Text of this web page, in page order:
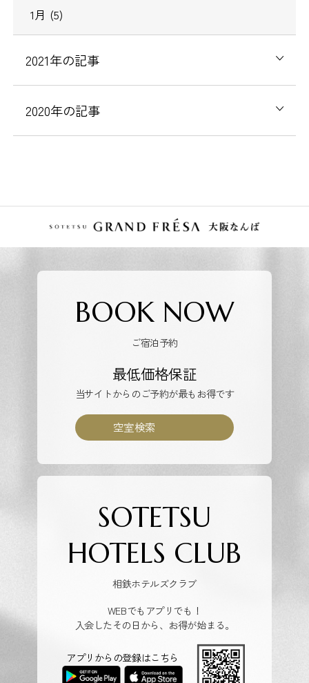
1月 (5)
2021年の記事
2020年の記事
BOOK NOW
ご宿泊予約
最低価格保証
当サイトからのご予約が最もお得です
空室検索
SOTETSU
HOTELS CLUB
相鉄ホテルズクラブ
WEBでもアプリでも！
入会したその日から、お得が始まる。
アプリからの登録はこちら